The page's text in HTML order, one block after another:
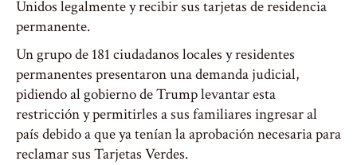
Unidos legalmente y recibir sus tarjetas de residencia
permanente.
Un grupo de 181 ciudadanos locales y residentes
permanentes presentaron una demanda judicial,
pidiendo al gobierno de Trump levantar esta
restricción y permitirles a sus familiares ingresar al
país debido a que ya tenían la aprobación necesaria para
reclamar sus Tarjetas Verdes.